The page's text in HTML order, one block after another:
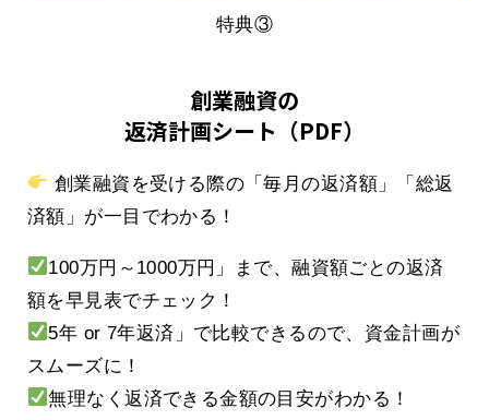
特典③
創業融資の
返済計画シート（PDF）
創業融資を受ける際の「毎月の返済額」「総返
済額」が一目でわかる！
100万円～1000万円」まで、融資額ごとの返済
額を早見表でチェック！
5年 or 7年返済」で比較できるので、資金計画が
スムーズに！
無理なく返済できる金額の目安がわかる！